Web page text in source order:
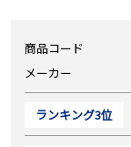
商品コード
メーカー
ランキング3位